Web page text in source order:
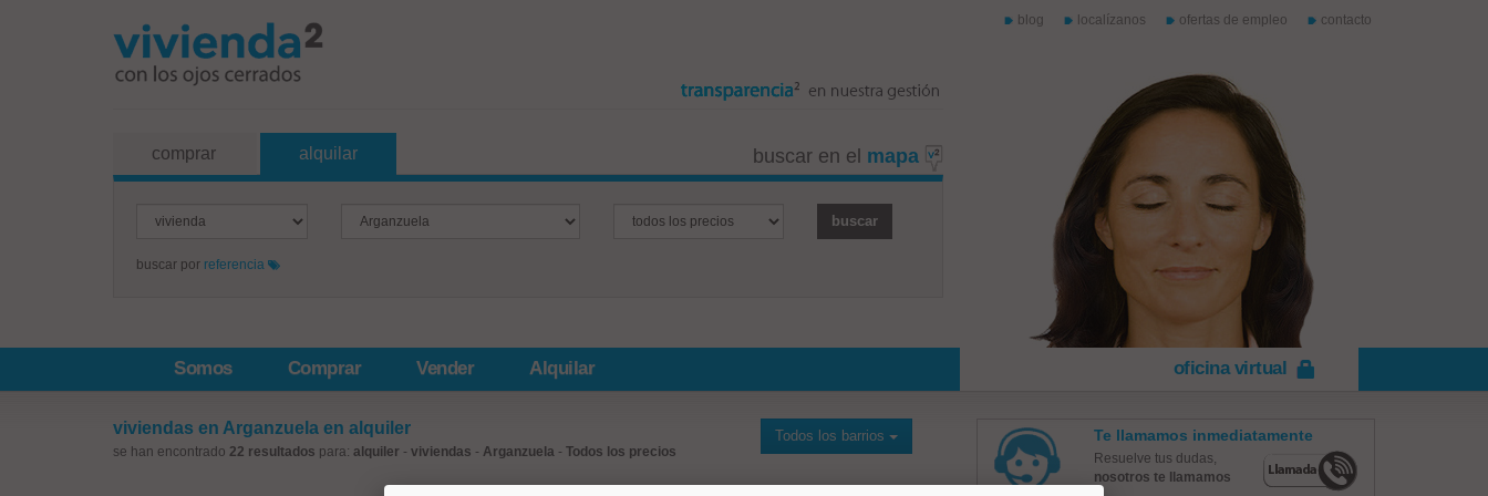
blog localízanos ofertas de empleo contacto
buscar en el mapa
comprar alquilar
buscar por referencia
Somos Comprar Vender Alquilar oficina virtual
viviendas en Arganzuela en alquiler
se han encontrado 22 resultados para: alquiler - viviendas - Arganzuela - Todos los precios
Todos los barrios Te llamamos inmediatamente
Resuelve tus dudas,
nosotros te llamamos